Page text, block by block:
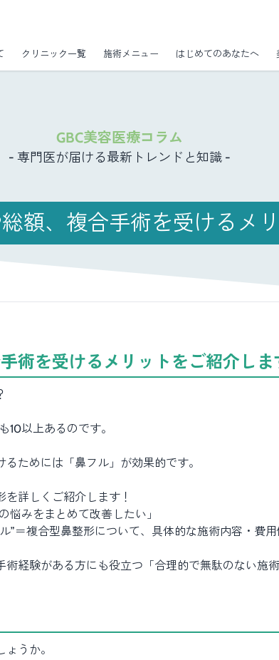
クリニック一覧 施術メニュー はじめてのあなたへ
GBC美容医療コラム
- 専門医が届ける最新トレンドと知識 -
額、複合手術を受けるメ
術を受けるメリットをご紹介しま
10以上あるのです。
ためには「鼻フル」が効果的です。
詳しくご紹介します！
悩みをまとめて改善したい」
”＝複合型鼻整形について、具体的な施術内容・費
経験がある方にも役立つ「合理的で無駄のない施
うか。